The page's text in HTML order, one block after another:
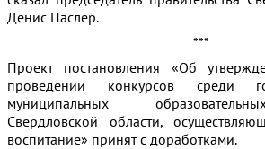
Денис Паслер.
***
Проект постановления «Об
проведении конкурсов среди
муниципальных
Свердловской области,
воспитание» принят с доработками.